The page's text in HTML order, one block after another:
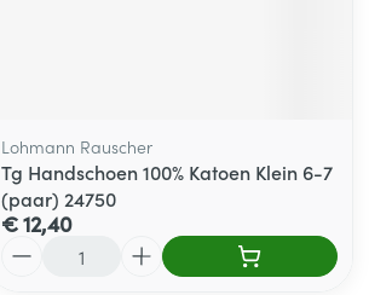
Lohmann Rauscher
Tg Handschoen 100% Katoen Klein 6-7
(paar) 24750
€ 12,40